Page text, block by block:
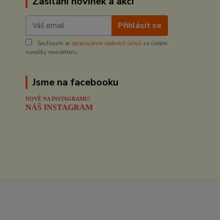
Přihlásit se
Souhlasím se zpracováním osobních údajů za účelem
rozesílky newsletteru.
Jsme na facebooku
NOVĚ NA INSTAGRAMU!
NÁŠ INSTAGRAM